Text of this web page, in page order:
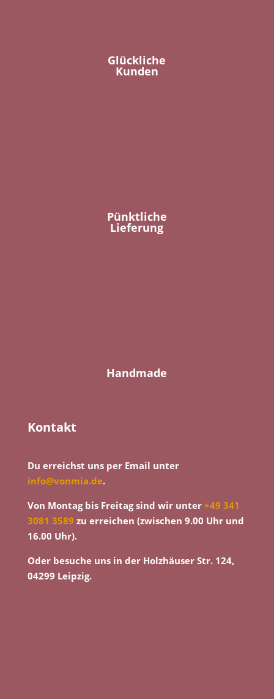
Glückliche
Kunden
Pünktliche
Lieferung
Handmade
Kontakt
Du erreichst uns per Email unter
info@vonmia.de.
Von Montag bis Freitag sind wir unter +49 341
3081 3589 zu erreichen (zwischen 9.00 Uhr und
16.00 Uhr).
Oder besuche uns in der Holzhäuser Str. 124,
04299 Leipzig.